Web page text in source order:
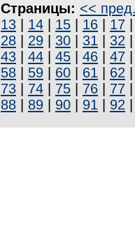
Страницы: <<
13
14 15 16 17
28
29 30 31 32
43
44 45 46 47
58
59 60 61 62
73
74 75 76 77
88
89 90 91 92